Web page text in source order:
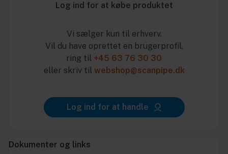
Log ind for at købe produktet
Vi sælger kun til erhverv.
Vil du have oprettet en brugerprofil,
ring til +45 63 76 30 30
eller skriv til webshop@scanpipe.dk
Log ind for at handle
Dokumenter og links